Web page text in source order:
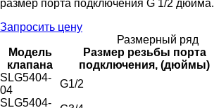
размер порта подключения G 1/2 дюйма.
Запросить цену
Размерный ряд
Модель
клапана
Размер резьбы порта
подключения, (дюймы)
SLG5404-
04
G1/2
SLG5404-